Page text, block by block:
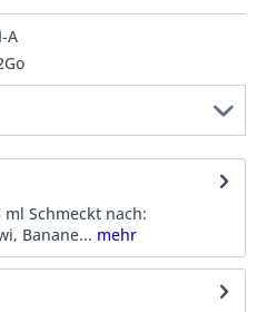
A
ml Schmeckt nach:
Banane... mehr